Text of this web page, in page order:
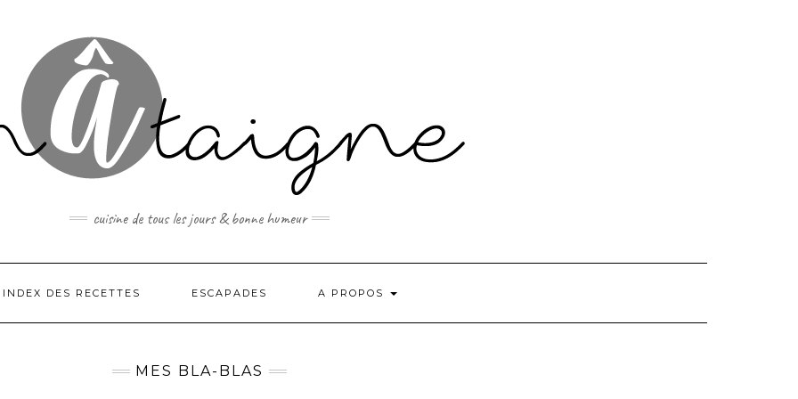
cuisine de tous les jours & bonne humeur
INDEX DES RECETTES ESCAPADES A PROPOS
MES BLA-BLAS